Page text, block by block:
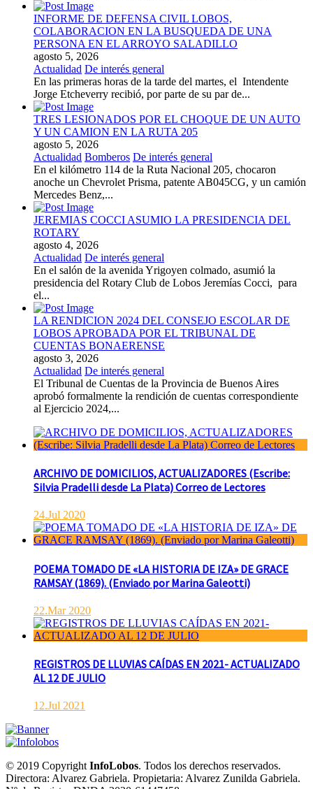
INFORME DE DEFENSA CIVIL LOBOS,
COLABORACION EN LA BUSQUEDA DE UNA
PERSONA EN EL ARROYO SALADILLO
agosto 5, 2026
Actualidad De interés general
En las primeras horas de la tarde del martes, el Intendente
Jorge Etcheverry recibió, por parte de su par de...
TRES LESIONADOS POR EL CHOQUE DE UN AUTO
Y UN CAMION EN LA RUTA 205
agosto 5, 2026
Actualidad Bomberos De interés general
En el kilómetro 114 de la Ruta Nacional 205, chocaron
anoche un Chevrolet Prisma, patente AB045CG, y un camión
Mercedes Benz,...
JEREMIAS COCCI ASUMIO LA PRESIDENCIA DEL
ROTARY
agosto 4, 2026
Actualidad De interés general
En el salón de la avenida Yrigoyen colmado, asumió la
presidencia del Rotary Club de Lobos Jeremías Cocci, para
el...
LA RENDICION 2024 DEL CONSEJO ESCOLAR DE
LOBOS APROBADA POR EL TRIBUNAL DE
CUENTAS BONAERENSE
agosto 3, 2026
Actualidad De interés general
El Tribunal de Cuentas de la Provincia de Buenos Aires
aprobó formalmente la rendición de cuentas correspondiente
al Ejercicio 2024,...
ARCHIVO DE DOMICILIOS, ACTUALIZADORES (Escribe:
Silvia Pradelli desde La Plata) Correo de Lectores
24.Jul 2020
POEMA TOMADO DE «LA HISTORIA DE IZA» DE GRACE
RAMSAY (1869). (Enviado por Marina Galeotti)
22.Mar 2020
REGISTROS DE LLUVIAS CAÍDAS EN 2021- ACTUALIZADO
AL 12 DE JULIO
12.Jul 2021
© 2019 CopyrightInfoLobos. Todos los derechos reservados.
Directora: Alvarez Gabriela. Propietaria: Alvarez Zunilda Gabriela.